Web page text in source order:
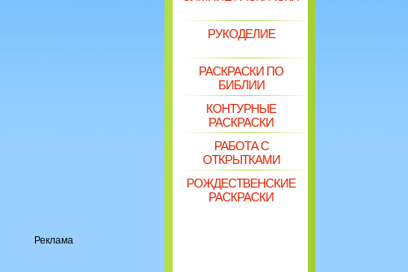
Реклама
РУКОДЕЛИЕ
РАСКРАСКИ ПО
БИБЛИИ
КОНТУРНЫЕ
РАСКРАСКИ
РАБОТА С
ОТКРЫТКАМИ
РОЖДЕСТВЕНСКИЕ
РАСКРАСКИ